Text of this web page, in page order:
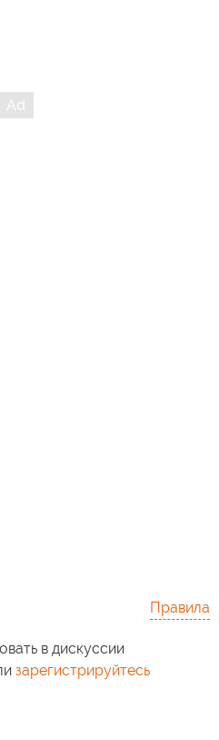
Правила
в дискуссии
зарегистрируйтесь